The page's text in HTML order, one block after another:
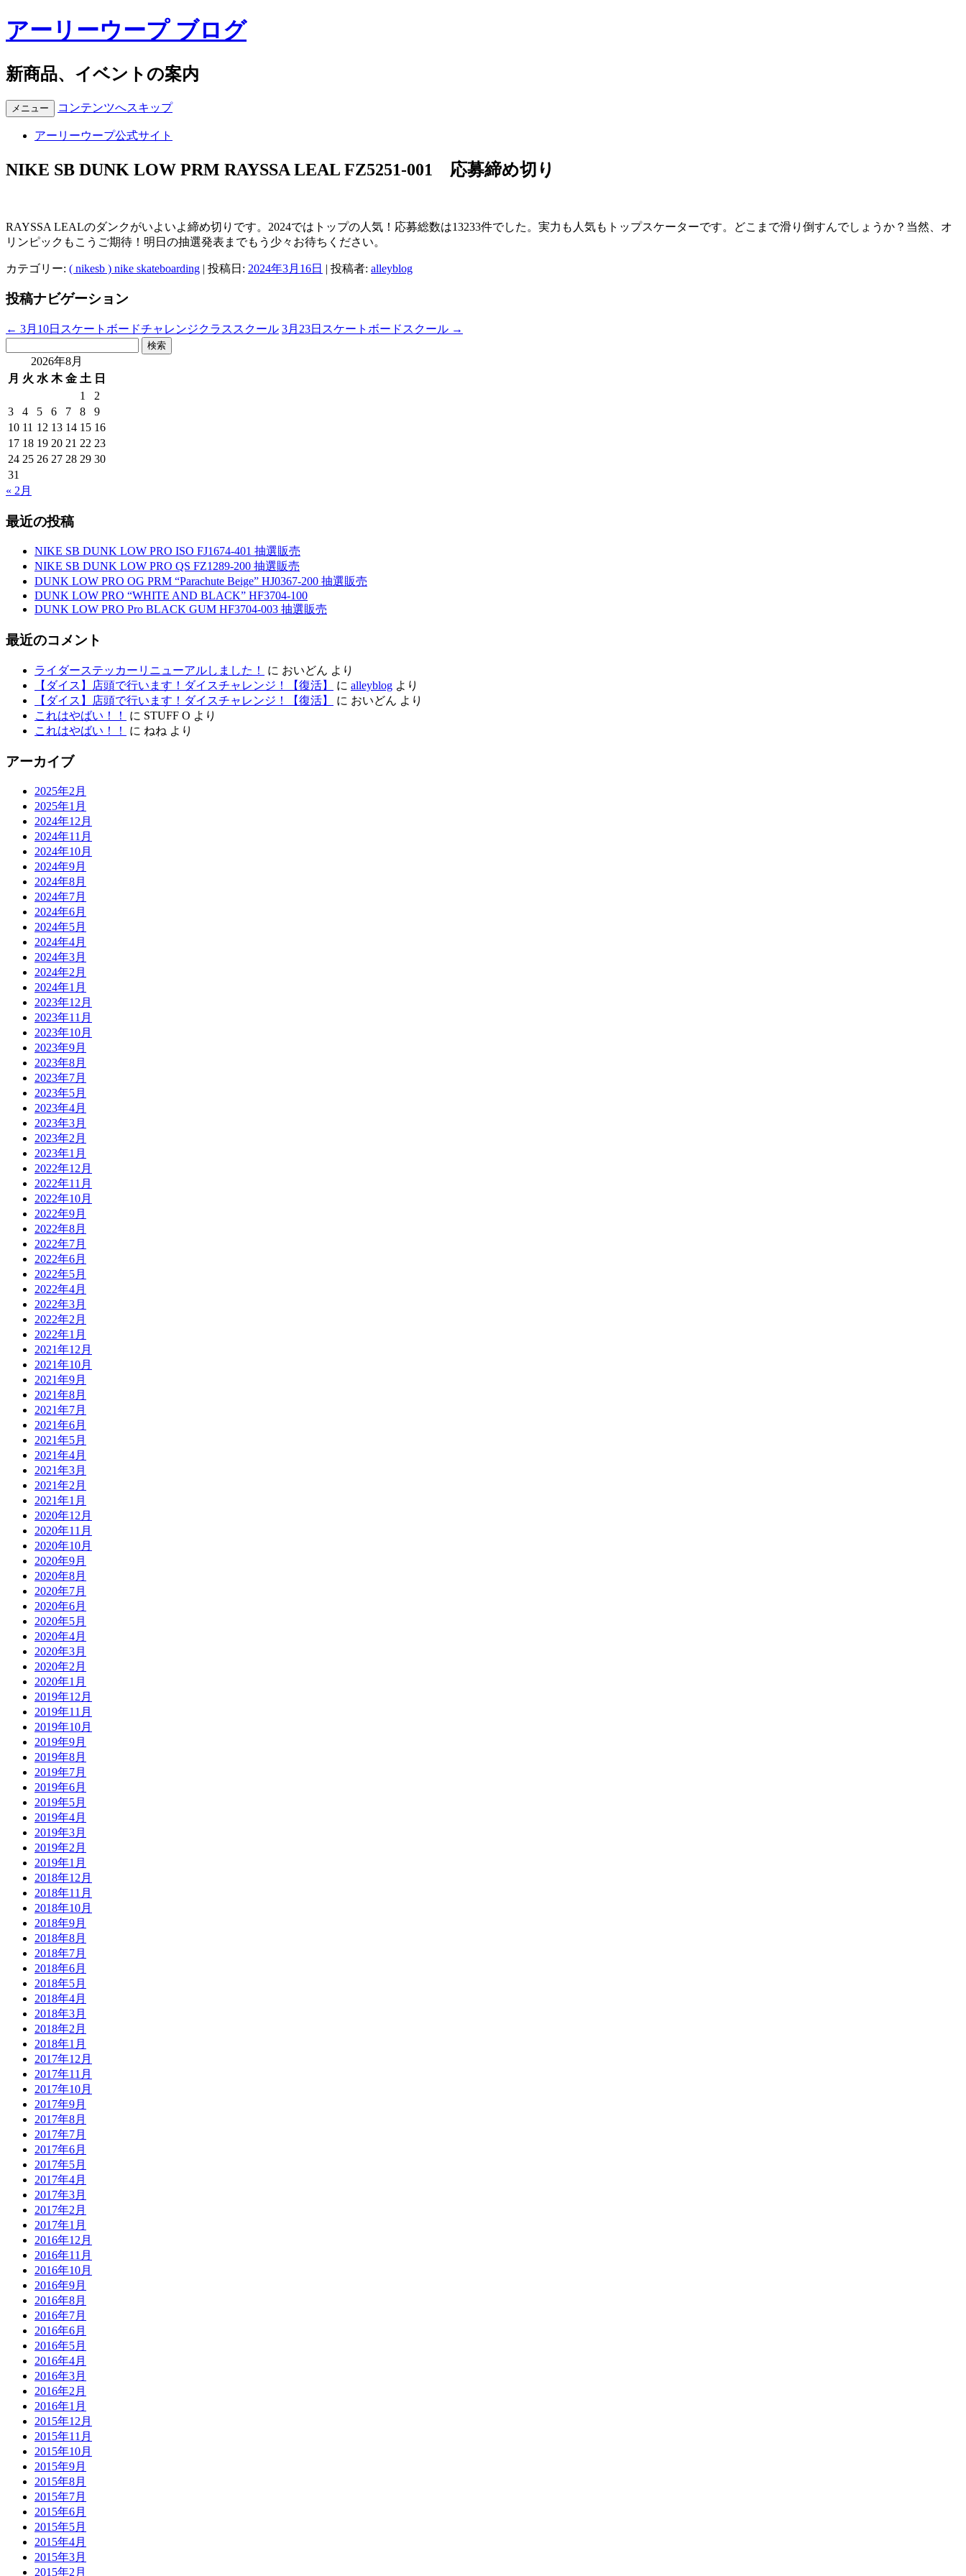
アーリーウープ ブログ
新商品、イベントの案内
メニュー コンテンツへスキップ
アーリーウープ公式サイト
NIKE SB DUNK LOW PRM RAYSSA LEAL FZ5251-001 応募締め切り
RAYSSA LEALのダンクがいよいよ締め切りです。2024ではトップの人気！応募総数は13233件でした。実力も人気もトップスケーターです。どこまで滑り倒すんでしょうか？当然、オ
リンピックもこうご期待！明日の抽選発表までもう少々お待ちください。
カテゴリー: ( nikesb ) nike skateboarding | 投稿日: 2024年3月16日 | 投稿者: alleyblog
投稿ナビゲーション
← 3月10日スケートボードチャレンジクラススクール 3月23日スケートボードスクール →
2026年8月
月 火 水 木 金 土 日
1
2
3
4 5 6 7 8
9
10 11 12 13 14 15 16
17 18 19 20 21 22 23
24 25 26 27 28 29 30
31
« 2月
最近の投稿
NIKE SB DUNK LOW PRO ISO FJ1674-401 抽選販売
NIKE SB DUNK LOW PRO QS FZ1289-200 抽選販売
DUNK LOW PRO OG PRM “Parachute Beige” HJ0367-200 抽選販売
DUNK LOW PRO “WHITE AND BLACK” HF3704-100
DUNK LOW PRO Pro BLACK GUM HF3704-003 抽選販売
最近のコメント
ライダーステッカーリニューアルしました！ に おいどん より
【ダイス】店頭で行います！ダイスチャレンジ！【復活】
に alleyblog より
【ダイス】店頭で行います！ダイスチャレンジ！【復活】
に おいどん より
これはやばい！！
に STUFF O より
これはやばい！！
に ねね より
アーカイブ
2025年2月
2025年1月
2024年12月
2024年11月
2024年10月
2024年9月
2024年8月
2024年7月
2024年6月
2024年5月
2024年4月
2024年3月
2024年2月
2024年1月
2023年12月
2023年11月
2023年10月
2023年9月
2023年8月
2023年7月
2023年5月
2023年4月
2023年3月
2023年2月
2023年1月
2022年12月
2022年11月
2022年10月
2022年9月
2022年8月
2022年7月
2022年6月
2022年5月
2022年4月
2022年3月
2022年2月
2022年1月
2021年12月
2021年10月
2021年9月
2021年8月
2021年7月
2021年6月
2021年5月
2021年4月
2021年3月
2021年2月
2021年1月
2020年12月
2020年11月
2020年10月
2020年9月
2020年8月
2020年7月
2020年6月
2020年5月
2020年4月
2020年3月
2020年2月
2020年1月
2019年12月
2019年11月
2019年10月
2019年9月
2019年8月
2019年7月
2019年6月
2019年5月
2019年4月
2019年3月
2019年2月
2019年1月
2018年12月
2018年11月
2018年10月
2018年9月
2018年8月
2018年7月
2018年6月
2018年5月
2018年4月
2018年3月
2018年2月
2018年1月
2017年12月
2017年11月
2017年10月
2017年9月
2017年8月
2017年7月
2017年6月
2017年5月
2017年4月
2017年3月
2017年2月
2017年1月
2016年12月
2016年11月
2016年10月
2016年9月
2016年8月
2016年7月
2016年6月
2016年5月
2016年4月
2016年3月
2016年2月
2016年1月
2015年12月
2015年11月
2015年10月
2015年9月
2015年8月
2015年7月
2015年6月
2015年5月
2015年4月
2015年3月
2015年2月